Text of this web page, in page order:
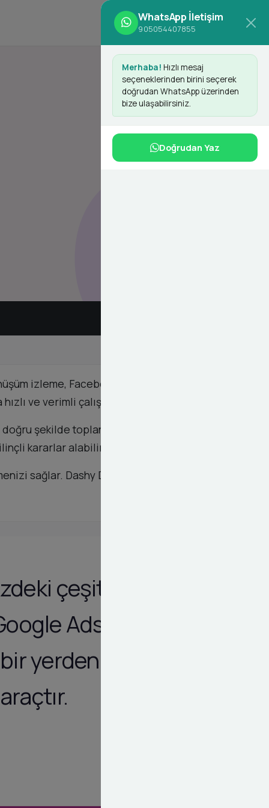
Giriş Yap Kayıt Ol
d
izleme, Facebook Pixel) tek bir yerden
ve verimli çalışmasına olanak tanır.
şekilde toplanmasını sağlıyoruz. Bu
kararlar alabilirsiniz.
sağlar. Dashy Digital ile GTM'in gücünü
çeşitli
Ads
yerden
WhatsApp İletişim
905054407855
Merhaba! Hızlı mesaj
seçeneklerinden birini seçerek
doğrudan WhatsApp üzerinden
bize ulaşabilirsiniz.
Doğrudan Yaz